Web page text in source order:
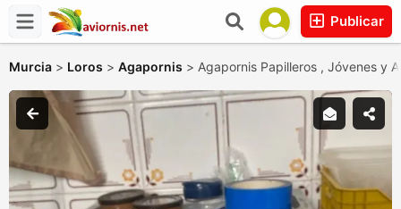
Publicar
Murcia > Loros > Agapornis > Agapornis Papilleros , Jóvenes y